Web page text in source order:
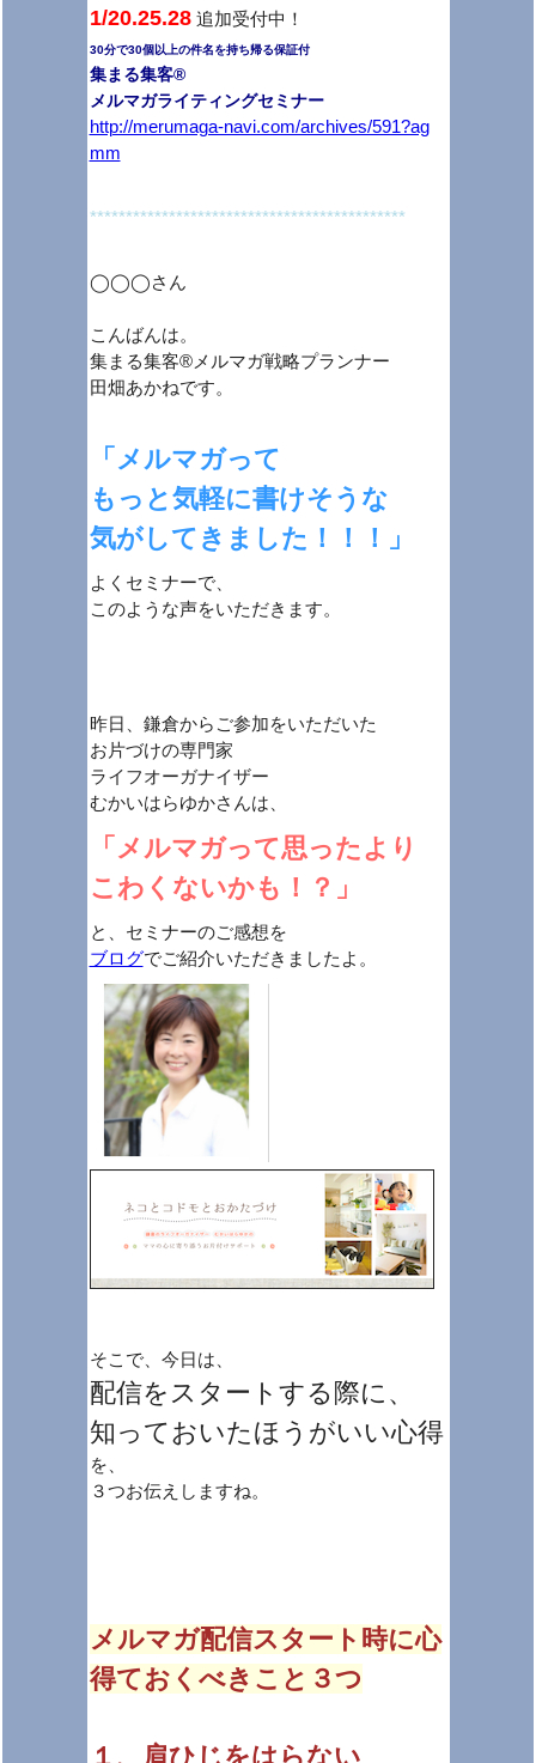
1/20.25.28追加受付中！
30分で30個以上の件名を持ち帰る保証付
集まる集客®
メルマガライティングセミナー
http://merumaga-navi.com/archives/591?ag
mm
********************************************
◯◯◯さん
こんばんは。
集まる集客®メルマガ戦略プランナー
田畑あかねです。
「メルマガって
もっと気軽に書けそうな
気がしてきました！！！」
よくセミナーで、
このような声をいただきます。
昨日、鎌倉からご参加をいただいた
お片づけの専門家
ライフオーガナイザー
むかいはらゆかさんは、
「メルマガって思ったより
こわくないかも！？」
と、セミナーのご感想を
ブログでご紹介いただきましたよ。
そこで、今日は、
配信をスタートする際に、
知っておいたほうがいい心得
を、
３つお伝えしますね。
メルマガ配信スタート時に心
得ておくべきこと３つ
１、肩ひじをはらない